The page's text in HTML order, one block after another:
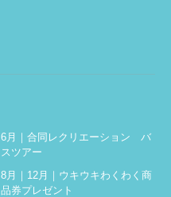
6月｜合同レクリエーション バ
スツアー
8月｜12月｜ウキウキわくわく商
品券プレゼント